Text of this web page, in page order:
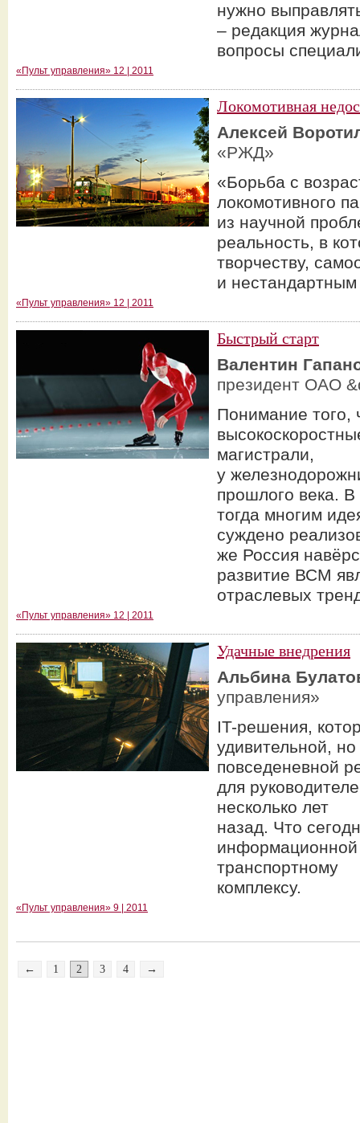
нужно
– редакция
вопросы
«Пульт управления» 12 | 2011
Локомотивная
Алексей
«РЖД»
«Борьба с
локомотивного
из научной
реальность, в
творчеству,
и
«Пульт управления» 12 | 2011
Быстрый старт
Валентин
президент ОАО
Понимание того,
магистрали,
у
прошлого века.
тогда многим
суждено
же Россия
развитие ВСМ
отраслевых
«Пульт управления» 12 | 2011
Удачные внедрения
Альбина
управления»
IT-решения,
удивительной,
повседеневной
для
несколько лет
назад. Что
информационной
транспортному
комплексу.
«Пульт управления» 9 | 2011
← 1 2 3 4 →